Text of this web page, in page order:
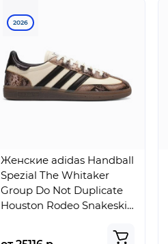
2026
Женские adidas Handball
Spezial The Whitaker
Group Do Not Duplicate
Houston Rodeo Snakeskin